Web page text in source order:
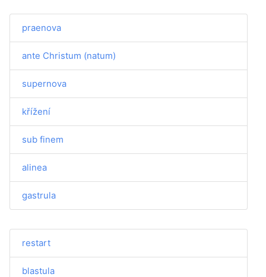
praenova
ante Christum (natum)
supernova
křížení
sub finem
alinea
gastrula
restart
blastula